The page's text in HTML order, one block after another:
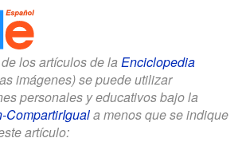
los artículos de la Enciclopedia
imágenes) se puede utilizar
personales y educativos bajo la
CompartirIguala menos que se indique
artículo: